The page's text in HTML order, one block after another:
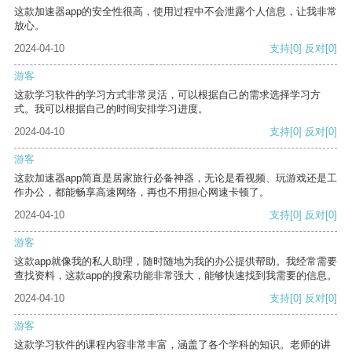
这款加速器app的安全性很高，使用过程中不会泄露个人信息，让我非常
放心。
2024-04-10
支持[0] 反对[0]
游客
这款学习软件的学习方式非常灵活，可以根据自己的需求选择学习方
式。我可以根据自己的时间安排学习进度。
2024-04-10
支持[0] 反对[0]
游客
这款加速器app简直是居家旅行必备神器，无论是看视频、玩游戏还是工
作办公，都能畅享高速网络，再也不用担心网速卡顿了。
2024-04-10
支持[0] 反对[0]
游客
这款app就像我的私人助理，随时随地为我的办公提供帮助。我经常需要
查找资料，这款app的搜索功能非常强大，能够快速找到我需要的信息。
2024-04-10
支持[0] 反对[0]
游客
这款学习软件的课程内容非常丰富，涵盖了各个学科的知识。老师的讲